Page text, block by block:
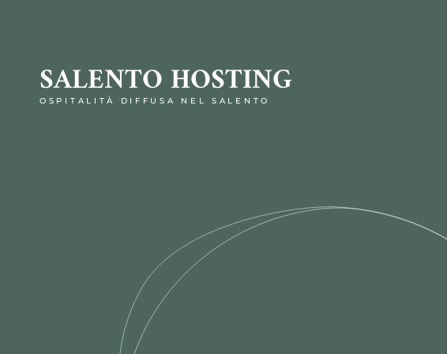
SALENTO HOSTING
OSPITALITÀ DIFFUSA NEL SALENTO